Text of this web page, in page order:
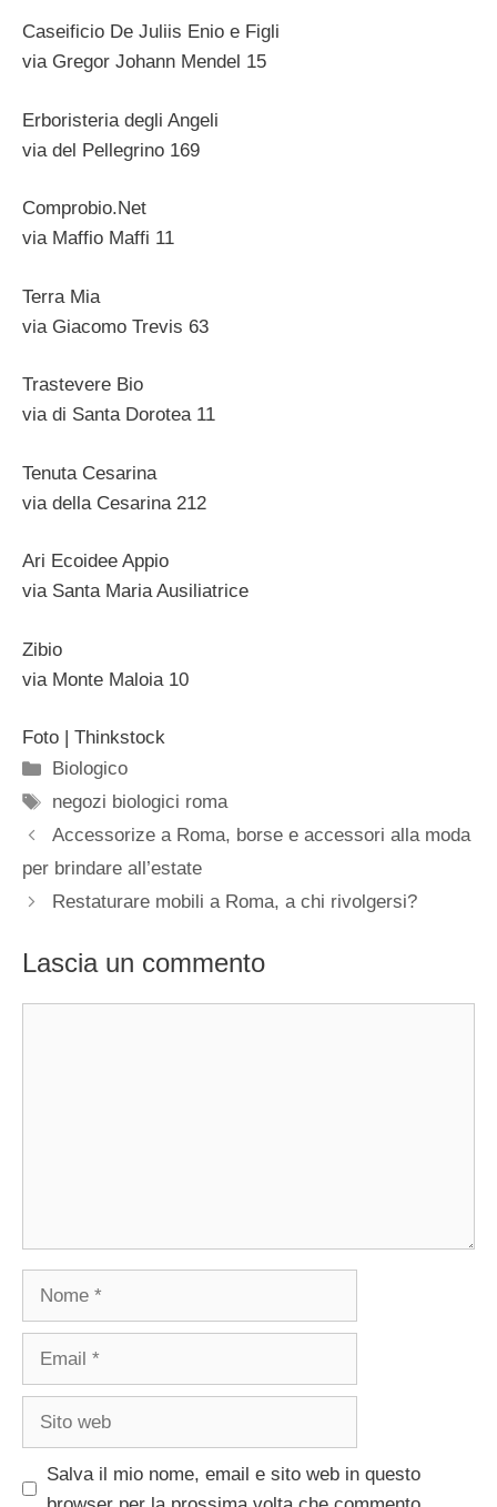
Caseificio De Juliis Enio e Figli
via Gregor Johann Mendel 15
Erboristeria degli Angeli
via del Pellegrino 169
Comprobio.Net
via Maffio Maffi 11
Terra Mia
via Giacomo Trevis 63
Trastevere Bio
via di Santa Dorotea 11
Tenuta Cesarina
via della Cesarina 212
Ari Ecoidee Appio
via Santa Maria Ausiliatrice
Zibio
via Monte Maloia 10
Foto | Thinkstock
Categorie
Biologico
Tag
negozi biologici roma
Accessorize a Roma, borse e accessori alla moda
per brindare all’estate
Restaturare mobili a Roma, a chi rivolgersi?
Lascia un commento
Nome
Email
Sito
Salva il mio nome, email e sito web in questo